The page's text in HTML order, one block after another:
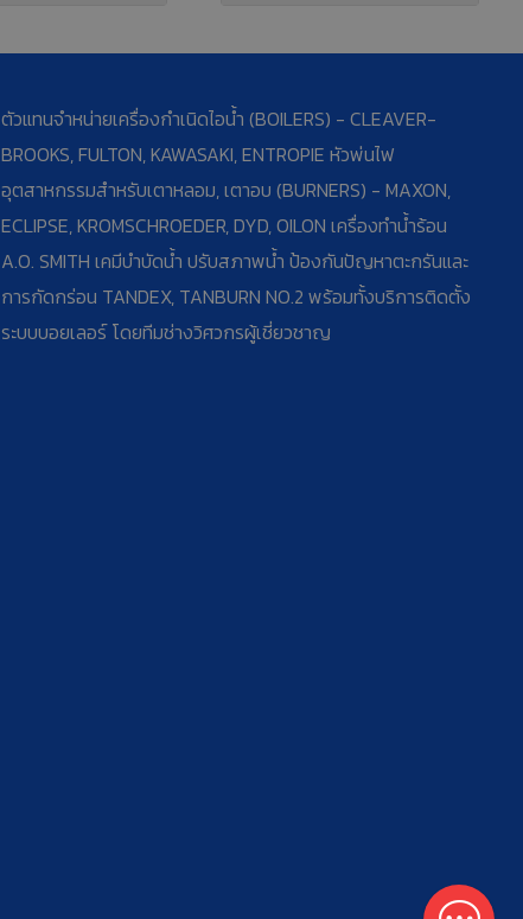
ตัวแทนจำหน่ายเครื่องกำเนิดไอน้ำ (BOILERS) - CLEAVER-
BROOKS, FULTON, KAWASAKI, ENTROPIE หัวพ่นไฟ
อุตสาหกรรมสำหรับเตาหลอม, เตาอบ (BURNERS) - MAXON,
ECLIPSE, KROMSCHROEDER, DYD, OILON เครื่องทำน้ำร้อน
A.O. SMITH เคมีบำบัดน้ำ ปรับสภาพน้ำ ป้องกันปัญหาตะกรันและ
การกัดกร่อน TANDEX, TANBURN NO.2 พร้อมทั้งบริการติดตั้ง
ระบบบอยเลอร์ โดยทีมช่างวิศวกรผู้เชี่ยวชาญ